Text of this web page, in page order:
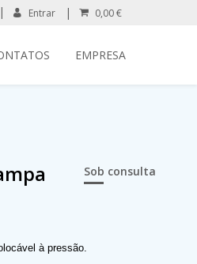
Entrar 0,00 €
EMPRESA
Sob consulta
à pressão.